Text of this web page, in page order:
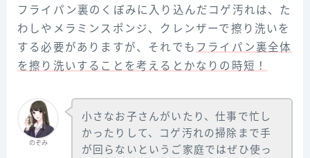
フライパン裏のくぼみに入り込んだコゲ汚れは、た
わしやメラミンスポンジ、クレンザーで擦り洗いを
する必要がありますが、それでも フライパン裏全体
を擦り洗いすることを考えるとかなりの時短！
のぞみ
小さなお子さんがいたり、仕事で忙し
かったりして、コゲ汚れの掃除まで手
が回らないというご家庭ではぜひ使っ